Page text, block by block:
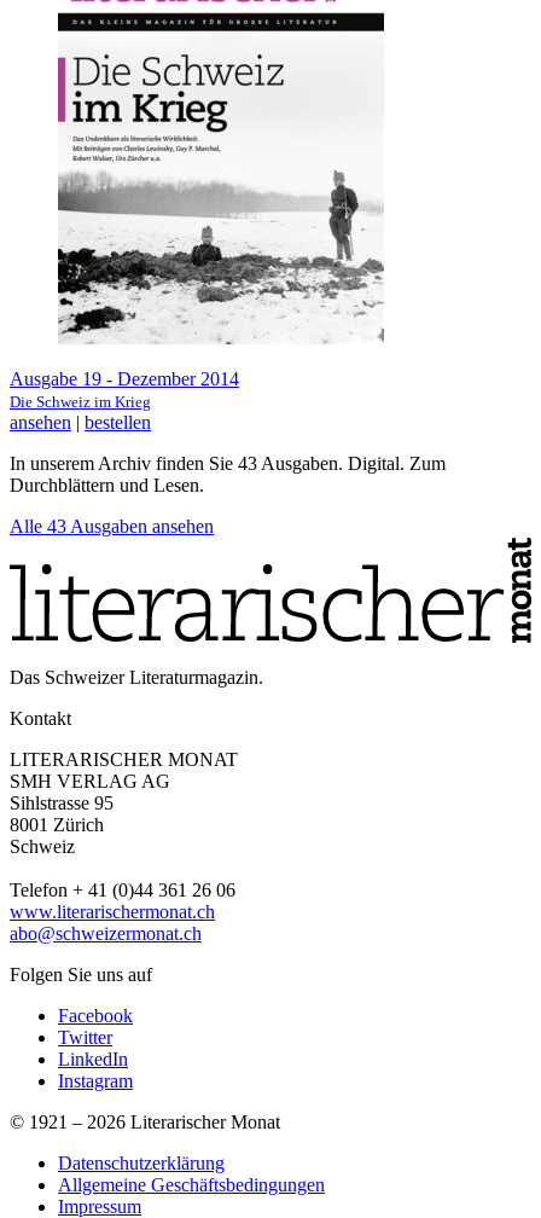
Ausgabe 19 - Dezember 2014
Die Schweiz im Krieg
ansehen | bestellen
In unserem Archiv finden Sie 43 Ausgaben. Digital. Zum
Durchblättern und Lesen.
Alle 43 Ausgaben ansehen
Das Schweizer Literaturmagazin.
Kontakt
LITERARISCHER MONAT
SMH VERLAG AG
Sihlstrasse 95
8001 Zürich
Schweiz
Telefon + 41 (0)44 361 26 06
www.literarischermonat.ch
abo@schweizermonat.ch
Folgen Sie uns auf
Facebook
Twitter
LinkedIn
Instagram
© 1921 – 2026 Literarischer Monat
Datenschutzerklärung
Allgemeine Geschäftsbedingungen
Impressum